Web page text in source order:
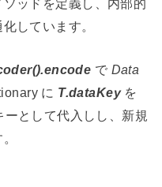
ッドを定義し、内部的
しています。
で Data
に T.dataKeyを
として代入しし、新規